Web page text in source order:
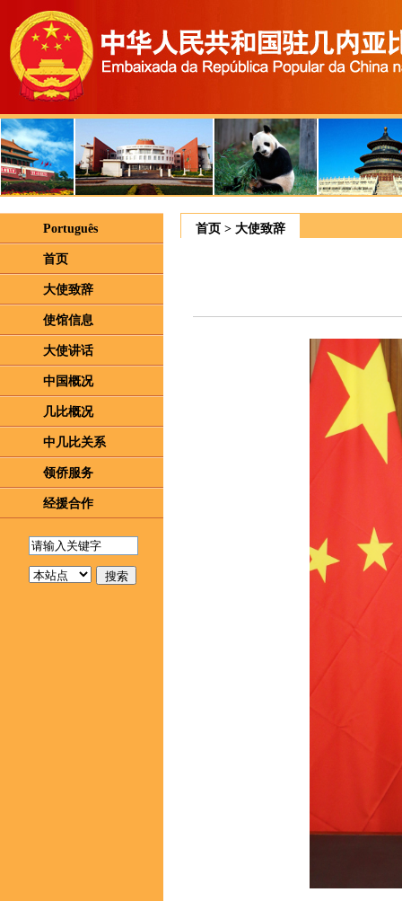
Português
首页
大使致辞
使馆信息
大使讲话
中国概况
几比概况
中几比关系
领侨服务
经援合作
首页> 大使致辞